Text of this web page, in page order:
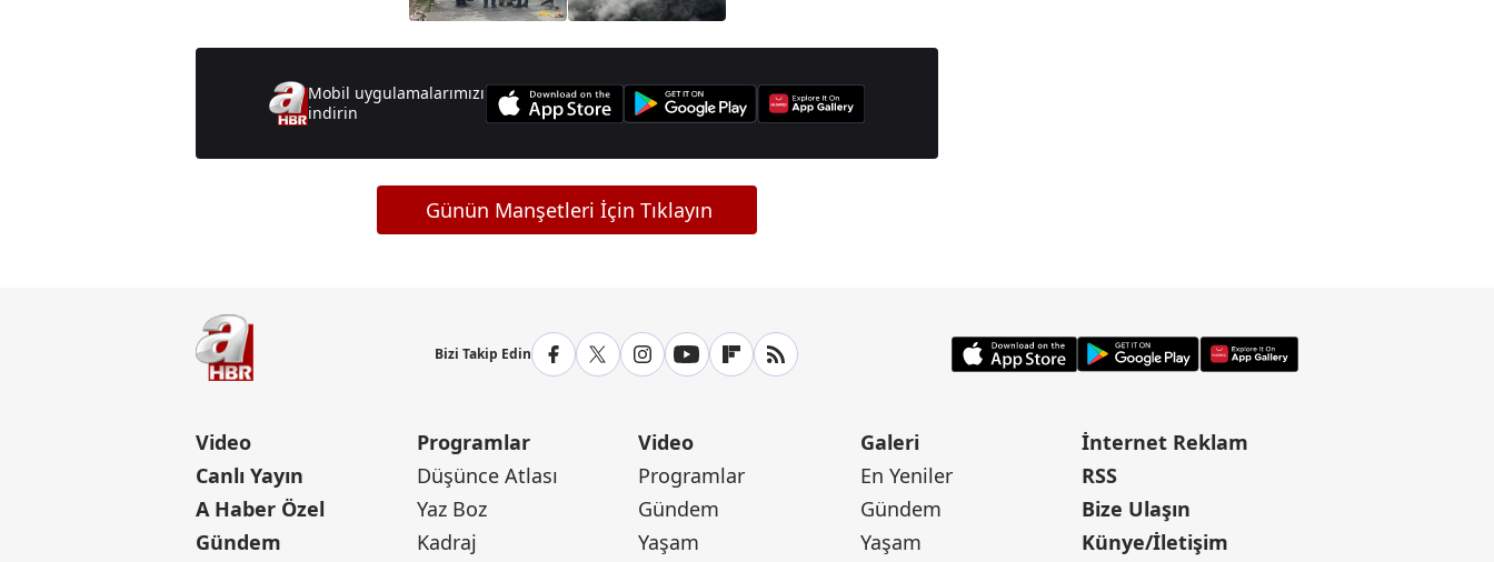
Mobil uygulamalarımızı
indirin
Günün Manşetleri İçin Tıklayın
Bizi Takip Edin
Video
Canlı Yayın
A Haber Özel
Gündem
Programlar
Düşünce Atlası
Yaz Boz
Kadraj
Video
Programlar
Gündem
Yaşam
Galeri
En Yeniler
Gündem
Yaşam
İnternet Reklam
RSS
Bize Ulaşın
Künye/İletişim